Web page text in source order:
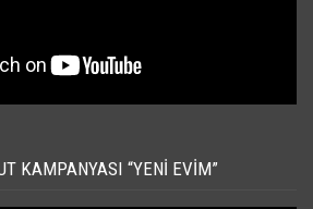
KAMPANYASI “YENI EVIM”